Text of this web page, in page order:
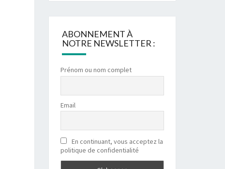
ABONNEMENT À
NOTRE NEWSLETTER :
Prénom ou nom complet
Email
En continuant, vous acceptez la
politique de confidentialité